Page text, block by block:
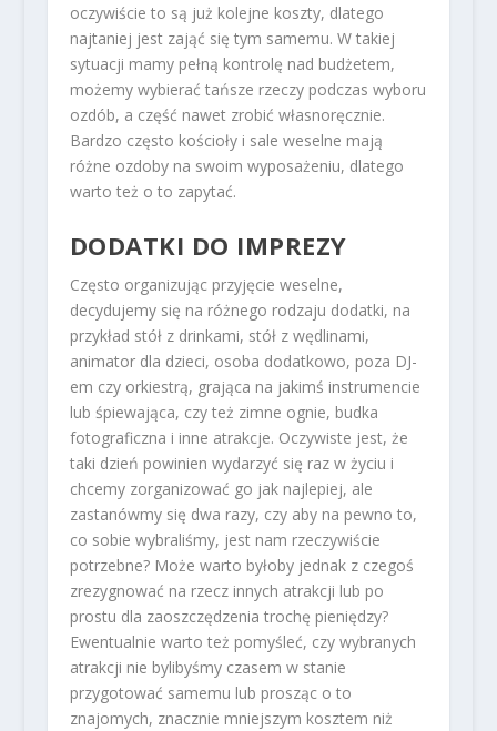
oczywiście to są już kolejne koszty, dlatego
najtaniej jest zająć się tym samemu. W takiej
sytuacji mamy pełną kontrolę nad budżetem,
możemy wybierać tańsze rzeczy podczas wyboru
ozdób, a część nawet zrobić własnoręcznie.
Bardzo często kościoły i sale weselne mają
różne ozdoby na swoim wyposażeniu, dlatego
warto też o to zapytać.
DODATKI DO IMPREZY
Często organizując przyjęcie weselne,
decydujemy się na różnego rodzaju dodatki, na
przykład stół z drinkami, stół z wędlinami,
animator dla dzieci, osoba dodatkowo, poza DJ-
em czy orkiestrą, grająca na jakimś instrumencie
lub śpiewająca, czy też zimne ognie, budka
fotograficzna i inne atrakcje. Oczywiste jest, że
taki dzień powinien wydarzyć się raz w życiu i
chcemy zorganizować go jak najlepiej, ale
zastanówmy się dwa razy, czy aby na pewno to,
co sobie wybraliśmy, jest nam rzeczywiście
potrzebne? Może warto byłoby jednak z czegoś
zrezygnować na rzecz innych atrakcji lub po
prostu dla zaoszczędzenia trochę pieniędzy?
Ewentualnie warto też pomyśleć, czy wybranych
atrakcji nie bylibyśmy czasem w stanie
przygotować samemu lub prosząc o to
znajomych, znacznie mniejszym kosztem niż